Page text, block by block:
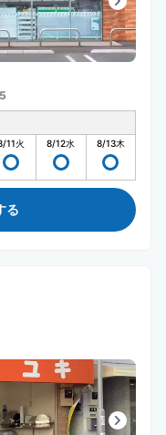
5
11火 8/12水 8/13木
る